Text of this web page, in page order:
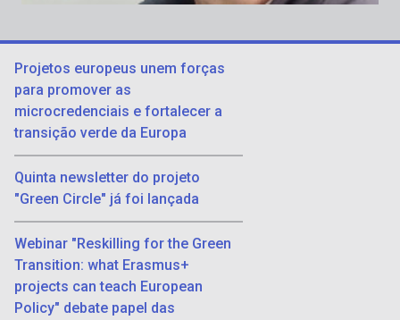
Projetos europeus unem forças
para promover as
microcredenciais e fortalecer a
transição verde da Europa
Quinta newsletter do projeto
"Green Circle" já foi lançada
Webinar "Reskilling for the Green
Transition: what Erasmus+
projects can teach European
Policy" debate papel das